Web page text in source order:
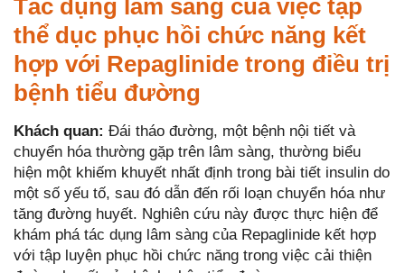
Tác dụng lâm sàng của việc tập
thể dục phục hồi chức năng kết
hợp với Repaglinide trong điều trị
bệnh tiểu đường
Khách quan: Đái tháo đường, một bệnh nội tiết và
chuyển hóa thường gặp trên lâm sàng, thường biểu
hiện một khiếm khuyết nhất định trong bài tiết insulin do
một số yếu tố, sau đó dẫn đến rối loạn chuyển hóa như
tăng đường huyết. Nghiên cứu này được thực hiện để
khám phá tác dụng lâm sàng của Repaglinide kết hợp
với tập luyện phục hồi chức năng trong việc cải thiện